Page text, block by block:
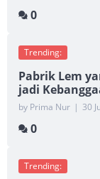
0
Trending:
Pabrik Lem
jadi
by Prima Nur | 30
0
Trending: